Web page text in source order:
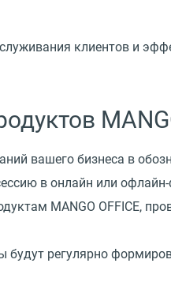
клиентов и
вашего бизнеса в
в онлайн или
MANGO OFFICE,
будут регулярно